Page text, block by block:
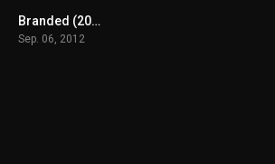
Branded (2012) ผ่าวิกฤตเอเลี่ยน
Sep. 06, 2012